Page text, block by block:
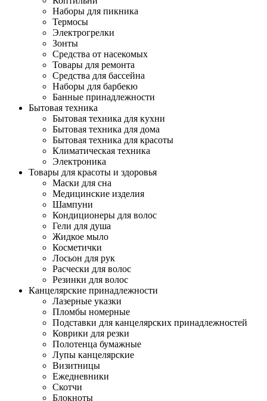
Наборы для пикника
Термосы
Электрогрелки
Зонты
Средства от насекомых
Товары для ремонта
Средства для бассейна
Наборы для барбекю
Банные принадлежности
Бытовая техника
Бытовая техника для кухни
Бытовая техника для дома
Бытовая техника для красоты
Климатическая техника
Электроника
Товары для красоты и здоровья
Маски для сна
Медицинские изделия
Шампуни
Кондиционеры для волос
Гели для душа
Жидкое мыло
Косметички
Лосьон для рук
Расчески для волос
Резинки для волос
Канцелярские принадлежности
Лазерные указки
Пломбы номерные
Подставки для канцелярских принадлежностей
Коврики для резки
Полотенца бумажные
Лупы канцелярские
Визитницы
Ежедневники
Скотчи
Блокноты